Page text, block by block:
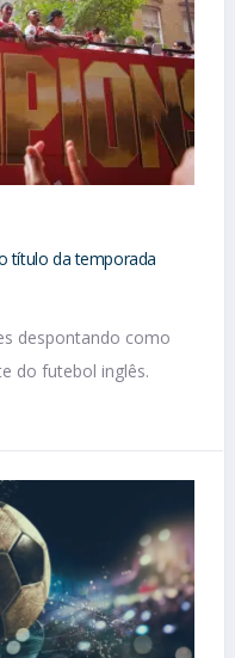
título da temporada
despontando como
do futebol inglês.